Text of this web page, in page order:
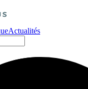
Actualités